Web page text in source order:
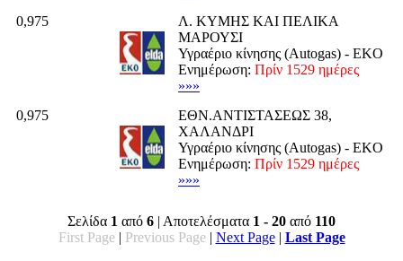
0,975
Λ. ΚΥΜΗΣ ΚΑΙ ΠΕΛΙΚΑ
ΜΑΡΟΥΣΙ
Υγραέριο κίνησης (Autogas) - EKO
Ενημέρωση: Πρίν 1529 ημέρες
»»»
0,975
ΕΘΝ.ΑΝΤΙΣΤΑΣΕΩΣ 38,
ΧΑΛΑΝΔΡΙ
Υγραέριο κίνησης (Autogas) - EKO
Ενημέρωση: Πρίν 1529 ημέρες
»»»
Σελίδα 1 από 6 | Αποτελέσματα 1 - 20 από 110
First Page| Previous Page| Next Page| Last Page